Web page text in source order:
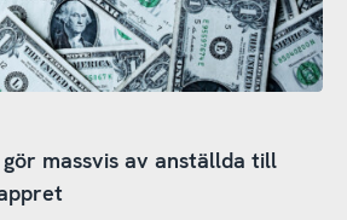
massvis av anställda till